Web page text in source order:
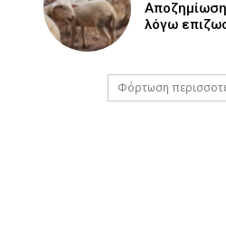
λόγω
Φόρτωση